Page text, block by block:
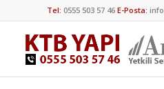
Tel: 0555 503 57 46 E-Posta: